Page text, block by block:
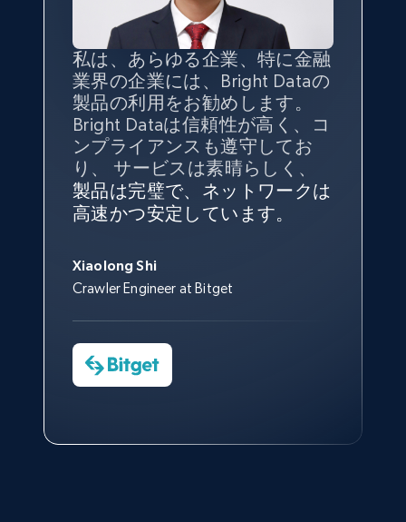
engagement rate, Comment engagement rate,
Like engagement rate, Bio link, Predicted lang,
and more.
8.3K+ 963+ 無料トライアル
TikTok - Profiles - Discover by search URL
and country
engagement rate, Comment engagement rate,
Like engagement rate, Bio link, Predicted lang,
and more.
8.3K+ 963+
Youtube - Videos posts
私は、あらゆる企業、特に金融
業界の企業には、Bright Dataの
製品の利用をお勧めします。
Bright Dataは信頼性が高く、コ
ンプライアンスも遵守してお
り、 サービスは素晴らしく、
製品は完璧で、ネットワークは
高速かつ安定しています。
Xiaolong Shi
Crawler Engineer at Bitget
インターネットから公開ウェブ
データを収集する機能なしで
は、ブランドがすべての媒体に
向けて紹介されたこと、またそ
の展開先を知りえることはでき
トなしでは急成長を遂げること
はできなかったでしょう。
Data Science Specialist
インターネットから公開ウェブ
データを収集する機能なしで
は、ブランドがすべての媒体に
向けて紹介されたこと、またそ
の展開先を知りえることはでき
ず、また、Bright Dataのサポー
トなしでは急成長を遂げること
はできなかったでしょう。
Sarah Melville
Media Director at YouGov Sport
私の経験から言えば、Bright
Dataのサービスは極めて貴重な
ものでした。Bright Dataのおか
げで、当社のニーズを満たすの
に十分な公開ウェブデータを収
サポートおよび開発スタッフの
おかげで、多くのプロセスを最
Charmagne Cruz
Head of Reporting & Analytics, Business
データの 質 と量を最大限に確
保することが最も重要であり、
そこでBright Dataとtgndataの
組み合わせが威力を発揮しま
す。
George Koutsoudopoulos
CEO at tgndata
今すぐ観る
信頼性に非常に感銘を受けてお
り、Bright Dataには全体的に大
変満足しています。アカウント
マネージャーとは定期的な連絡
ルートがあり、非常に協力的で
Yorgos Panzaris
CTO at Convert Group
Bright Dataとの提携には大変満
足しております。全てが順調
で、ネットワークは非常に 安定
しており、 カスタマーサービス
にも満足しています。 サポート
す。
Cheddi Rai
CEO at AdRetreaver